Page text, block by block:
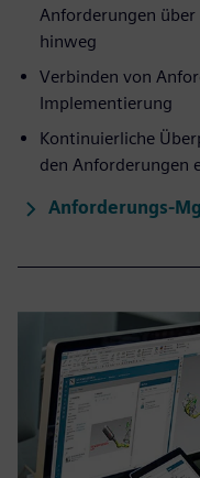
Anforderungen
hinweg
Verbinden von
Implementierung
Kontinuierliche
den Anforderungen
Anforderungs-